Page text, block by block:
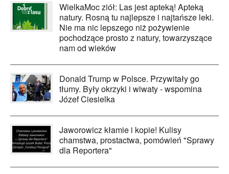
WielkaMoc ziół: Las jest apteką! Apteką
natury. Rosną tu najlepsze i najtańsze leki.
Nie ma nic lepszego niż pożywienie
pochodzące prosto z natury, towarzyszące
nam od wieków
Donald Trump w Polsce. Przywitały go
tłumy. Były okrzyki i wiwaty - wspomina
Józef Ciesielka
Jaworowicz kłamie i kopie! Kulisy
chamstwa, prostactwa, pomówień "Sprawy
dla Reportera"